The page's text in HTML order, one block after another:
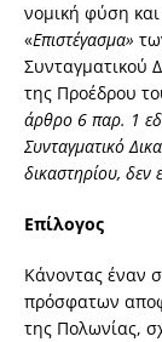
νομική φύση
«Επιστέγασμα»
Συνταγματικού
της Προέδρου
άρθρο 6 παρ. 1
Συνταγματικό
δικαστηρίου, δεν
Επίλογος
Κάνοντας έναν
πρόσφατων
της Πολωνίας,